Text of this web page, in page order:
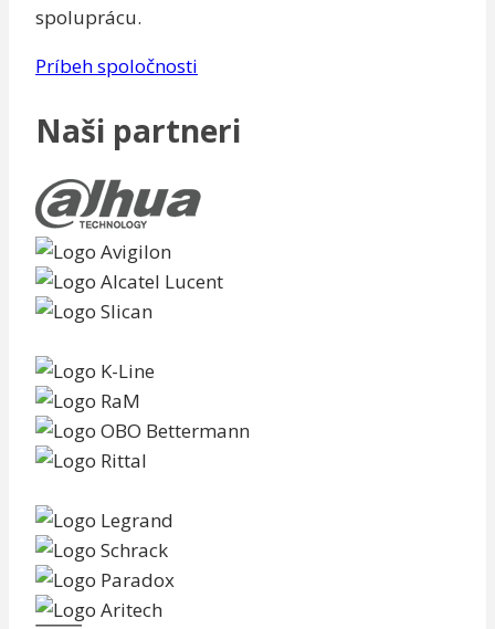
spoluprácu.
Príbeh spoločnosti
Naši partneri